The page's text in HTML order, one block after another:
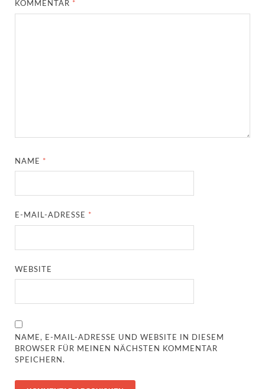
KOMMENTAR *
NAME *
E-MAIL-ADRESSE *
WEBSITE
NAME, E-MAIL-ADRESSE UND WEBSITE IN DIESEM
BROWSER FÜR MEINEN NÄCHSTEN KOMMENTAR
SPEICHERN.